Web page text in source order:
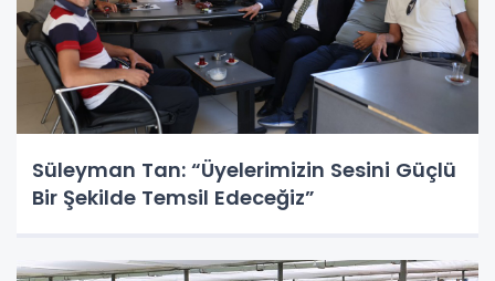
Süleyman Tan: “Üyelerimizin Sesini Güçlü
Bir Şekilde Temsil Edeceğiz”